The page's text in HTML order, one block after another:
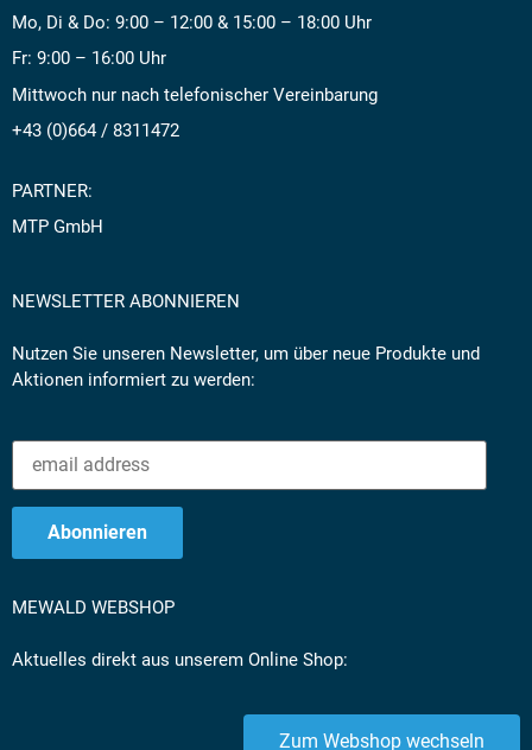
Mo, Di & Do: 9:00 – 12:00 & 15:00 – 18:00 Uhr
Fr: 9:00 – 16:00 Uhr
Mittwoch nur nach telefonischer Vereinbarung
+43 (0)664 / 8311472
PARTNER:
MTP GmbH
NEWSLETTER ABONNIEREN
Nutzen Sie unseren Newsletter, um über neue Produkte und
Aktionen informiert zu werden:
MEWALD WEBSHOP
Aktuelles direkt aus unserem Online Shop:
Zum Webshop wechseln